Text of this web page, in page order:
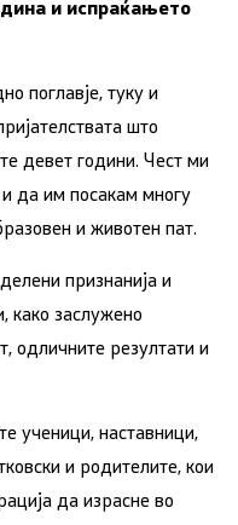
и испраќањето
поглавје, туку и
што
девет години. Чест ми
да им посакам многу
и животен пат.
признанија и
како заслужено
одличните резултати и
ученици, наставници,
и родителите, кои
да израсне во